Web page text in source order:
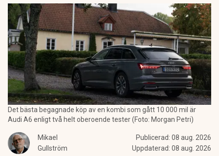
Det bästa begagnade köp av en kombi som gått 10 000 mil är
Audi A6 enligt två helt oberoende tester (Foto: Morgan Petri)
Mikael
Gullström
Publicerad: 08 aug. 2026
Uppdaterad: 08 aug. 2026